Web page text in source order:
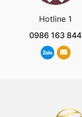
Hotline 1
0986 163 844